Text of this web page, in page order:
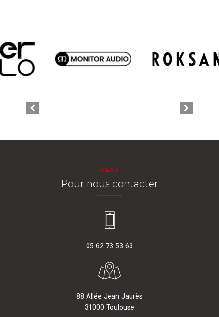
PLAY
Pour nous contacter
05 62 73 53 63
88 Allée Jean Jaurès
31000 Toulouse